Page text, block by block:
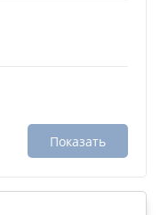
Показать